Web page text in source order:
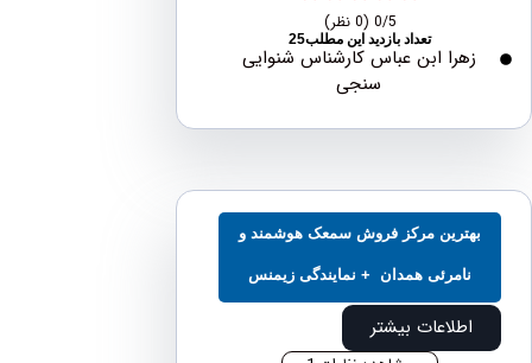
تعداد بازدید این مطلب25
ابن عباس کارشناس شنوایی
مرکز فروش سمعک هوشمند و
نامرئی همدان + نمایندگی زیمنس
اطلاعات بیشتر